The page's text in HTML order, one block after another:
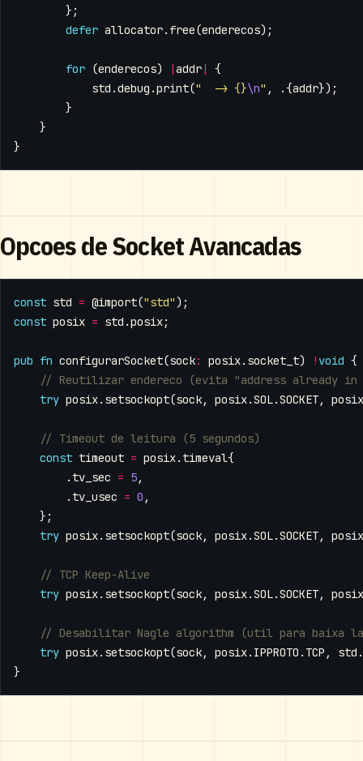
};
defer allocator. free(enderecos);
for (enderecos) addr
{
std .debug .print("  -> {}\n" , .{addr});
}
}
}
Opcoes de Socket Avancadas
const std = @import("std" );
const posix = std .posix;
pub fn configurarSocket(sock: posix. socket_t) ! void {
try posix. setsockopt(sock, posix.SOL.SOCKET, posix
const timeout = posix. timeval{
. tv_sec = 5,
. tv_usec = 0 ,
};
try posix. setsockopt(sock, posix.SOL.SOCKET, posix
try posix. setsockopt(sock, posix.SOL.SOCKET, posix
try posix. setsockopt(sock, posix. IPPROTO . TCP , std .
}